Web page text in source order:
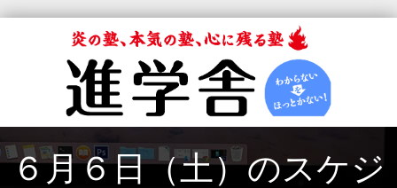
６月６日（土）のスケジ